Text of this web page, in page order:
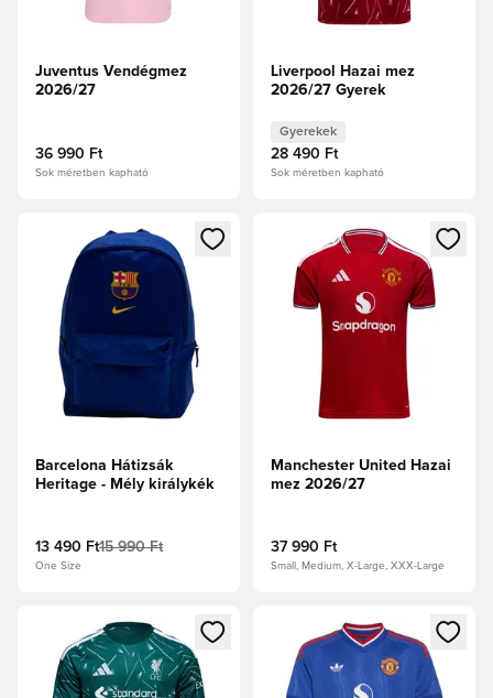
Juventus Vendégmez
2026/27
36 990 Ft
Sok méretben kapható
Liverpool Hazai mez
2026/27 Gyerek
Gyerekek
28 490 Ft
Sok méretben kapható
Megnyit egy modált a bejelentkezéshez vagy a tagként
Barcelona Hátizsák
Heritage - Mély királykék
13 490 Ft15 990 Ft
One Size
Megnyit egy modált a
Manchester United Hazai
mez 2026/27
37 990 Ft
Small, Medium, X-Large, XXX-Large
Megnyit egy modált a bejelentkezéshez vagy a tagként
Megnyit egy modált a